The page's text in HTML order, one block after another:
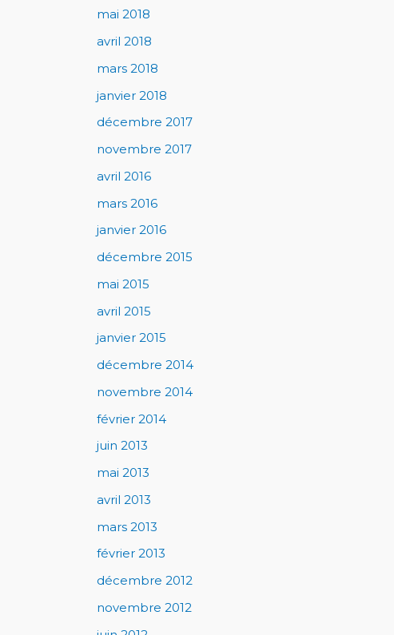
mai 2018
avril 2018
mars 2018
janvier 2018
décembre 2017
novembre 2017
avril 2016
mars 2016
janvier 2016
décembre 2015
mai 2015
avril 2015
janvier 2015
décembre 2014
novembre 2014
février 2014
juin 2013
mai 2013
avril 2013
mars 2013
février 2013
décembre 2012
novembre 2012